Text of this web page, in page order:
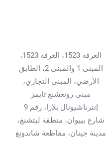
الغرفة 1523، الغرفة 1523،
المبنى 1 والمبنى 2، الطابق
الأرضي، المبنى التجاري،
مبنى رونغشنغ تايمز
إنترناشيونال بلازا، رقم 9
شارع بييوان، منطقة ليتشنغ،
مدينة جينان، مقاطعة شاندونغ